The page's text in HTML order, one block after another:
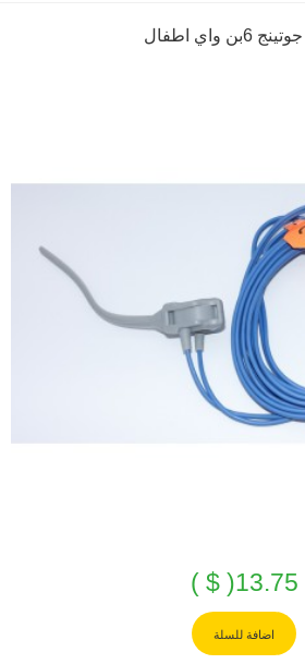
واي اطفال
13.75( $ )
اضافة للسلة